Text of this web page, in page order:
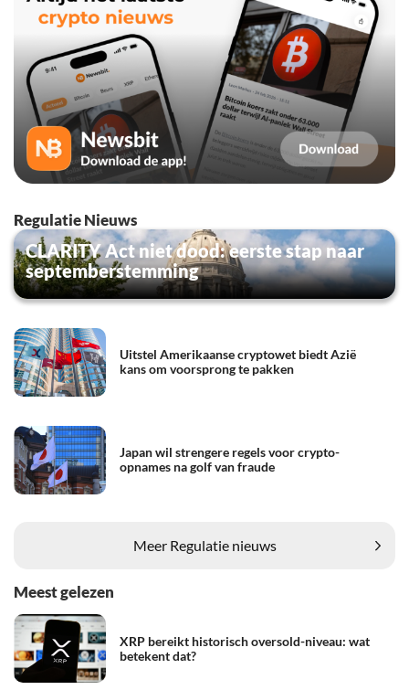
Regulatie Nieuws
CLARITY Act niet dood: eerste stap naar
septemberstemming
Uitstel Amerikaanse cryptowet biedt Azië
kans om voorsprong te pakken
Japan wil strengere regels voor crypto-
opnames na golf van fraude
Meer Regulatie nieuws
Meest gelezen
XRP bereikt historisch oversold-niveau: wat
betekent dat?